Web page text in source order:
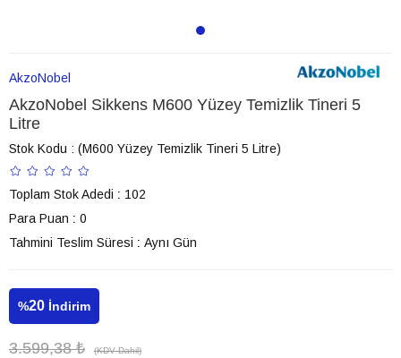
AkzoNobel
AkzoNobel Sikkens M600 Yüzey Temizlik Tineri 5
Litre
Stok Kodu (M600 Yüzey Temizlik Tineri 5 Litre)
Toplam Stok Adedi : 102
Para Puan : 0
Tahmini Teslim Süresi : Aynı Gün
%20 İndirim
3.599,38 ₺ (KDV Dahil)